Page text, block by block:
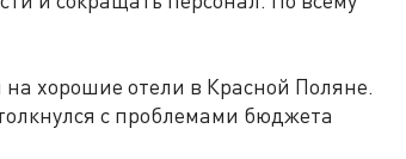
хорошие отели в Красной Поляне.
с проблемами бюджета